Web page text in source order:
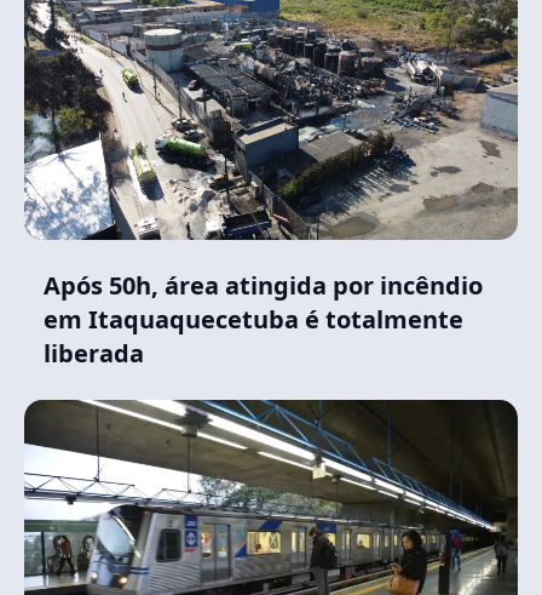
Após 50h, área atingida por incêndio
em Itaquaquecetuba é totalmente
liberada